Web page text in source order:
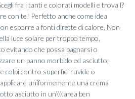
fra i tanti e colorati modelli e trova l?
con te! Perfetto anche come idea
esporre a fonti dirette di calore, Non
luce solare per troppo tempo,
evitando che possa bagnarsi o
un panno morbido ed asciutto,
colpi contro superfici ruvide o
uniformemente una crema
asciutto in un\\\’area ben